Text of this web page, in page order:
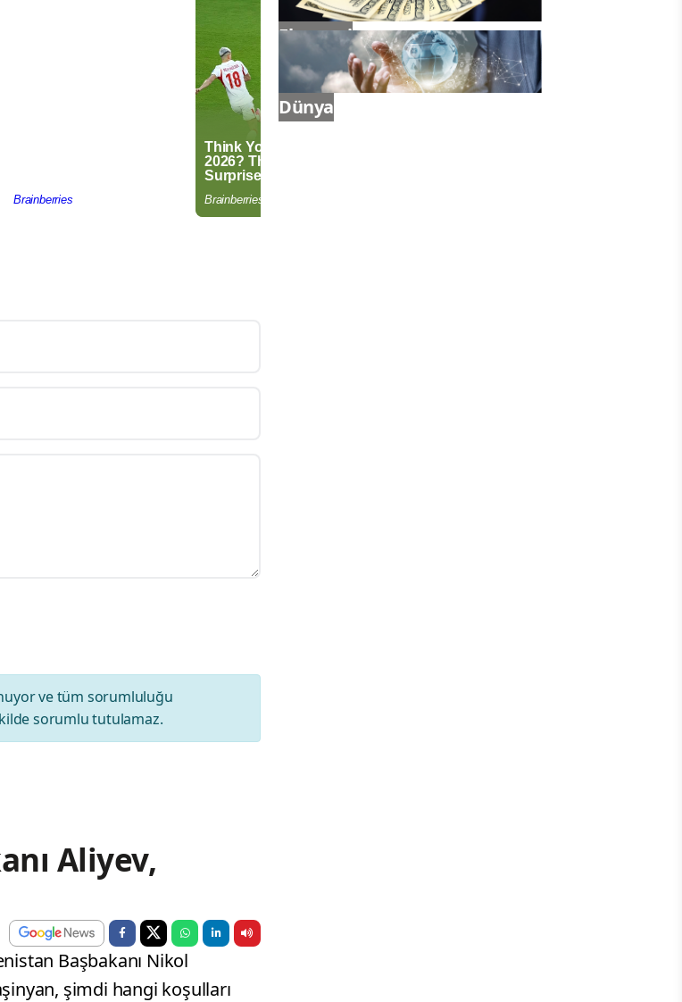
ve tüm sorumluluğu
sorumlu tutulamaz.
Aliyev,
Başbakanı Nikol
şimdi hangi koşulları
Ekonomi
Dünya